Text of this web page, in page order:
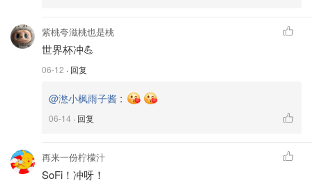
紫桃夸滋桃也是桃
世界杯冲💪
06-12 · 回复
@滺小枫雨子酱 :
06-14 · 回复
再来一份柠檬汁
SoFi！冲呀！